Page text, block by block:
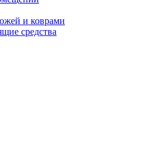
и коврами
средства